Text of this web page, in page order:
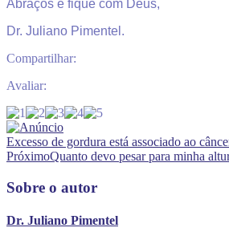
Abraços e fique com Deus,
Dr. Juliano Pimentel.
Compartilhar:
Avaliar:
Excesso de gordura está associado ao
PróximoQuanto devo pesar para minha
Sobre o autor
Dr. Juliano Pimentel